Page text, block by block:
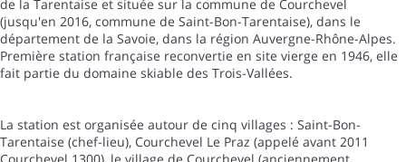
de la Tarentaise et située sur la commune de Courchevel
(jusqu'en 2016, commune de Saint-Bon-Tarentaise), dans le
département de la Savoie, dans la région Auvergne-Rhône-Alpes.
Première station française reconvertie en site vierge en 1946, elle
fait partie du domaine skiable des Trois-Vallées.
La station est organisée autour de cinq villages : Saint-Bon-
Tarentaise (chef-lieu), Courchevel Le Praz (appelé avant 2011